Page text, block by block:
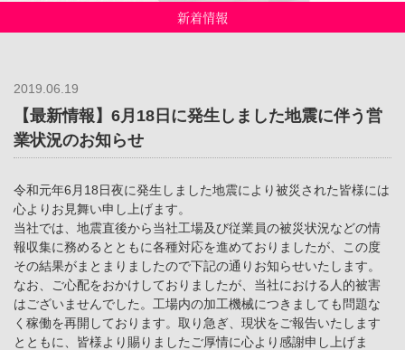
新着情報
2019.06.19
【最新情報】6月18日に発生しました地震に伴う営
業状況のお知らせ
令和元年6月18日夜に発生しました地震により被災された皆様には
心よりお見舞い申し上げます。
当社では、地震直後から当社工場及び従業員の被災状況などの情
報収集に務めるとともに各種対応を進めておりましたが、この度
その結果がまとまりましたので下記の通りお知らせいたします。
なお、ご心配をおかけしておりましたが、当社における人的被害
はございませんでした。工場内の加工機械につきましても問題な
く稼働を再開しております。取り急ぎ、現状をご報告いたします
とともに、皆様より賜りましたご厚情に心より感謝申し上げま